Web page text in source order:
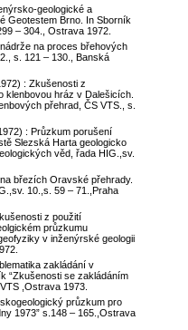
geologické a
Geotestem Brno. In Sborník
– 304., Ostrava 1972.
na proces břehových
s. 121 – 130., Banská
: Zkušenosti z
klenbovou hráz v Dalešicích.
přehrad, ČS VTS., s.
: Průzkum porušení
Slezská Harta geologicko
věd, řada HIG.,sv.
březích Oravské přehrady.
10.,s. 59 – 71.,Praha
z použití
průzkumu
v inženýrské geologii
zakládání v
“Zkušenosti se zakládáním
,Ostrava 1973.
průzkum pro
1973” s.148 – 165.,Ostrava